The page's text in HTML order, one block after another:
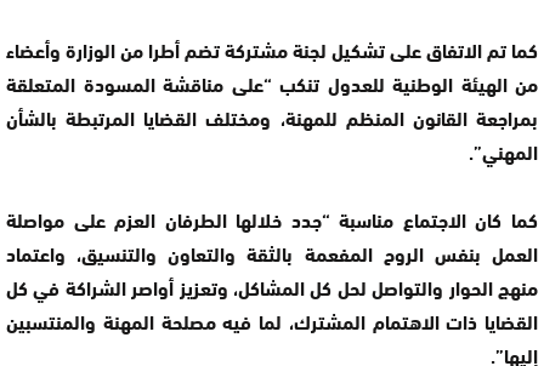
كما تم الاتفاق على تشكيل لجنة مشتركة تضم أطرا من الوزارة وأعضاء
من الهيئة الوطنية للعدول تنكب “على مناقشة المسودة المتعلقة
بمراجعة القانون المنظم للمهنة، ومختلف القضايا المرتبطة بالشأن
المهني”.
كما كان الاجتماع مناسبة “جدد خلالها الطرفان العزم على مواصلة
العمل بنفس الروح المفعمة بالثقة والتعاون والتنسيق، واعتماد
منهج الحوار والتواصل لحل كل المشاكل، وتعزيز أواصر الشراكة في كل
القضايا ذات الاهتمام المشترك، لما فيه مصلحة المهنة والمنتسبين
إليها”.